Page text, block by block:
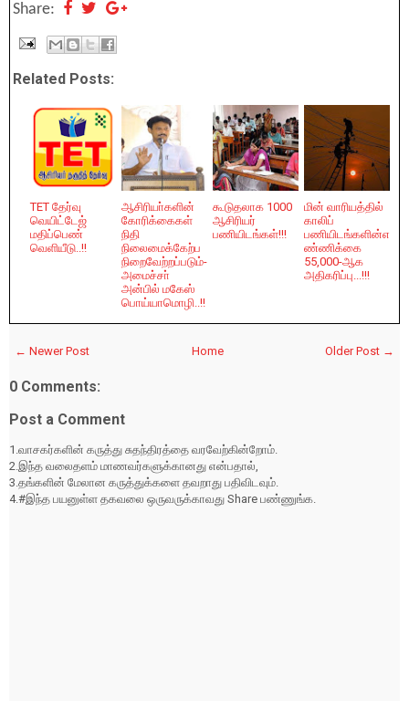
Share:
Related Posts:
TET தேர்வு
வெயிட்டேஜ்
மதிப்பெண்
வெளியீடு..!!
ஆசிரியா்களின்
கோரிக்கைகள்
நிதி
நிலைமைக்கேற்ப
நிறைவேற்றப்படும்-
அமைச்சா்
அன்பில் மகேஸ்
பொய்யாமொழி..!!
கூடுதலாக 1000
ஆசிரியர்
பணியிடங்கள்!!!
மின் வாரியத்தில்
காலிப்
பணியிடங்களின்எ
ண்ணிக்கை
55,000-ஆக
அதிகரிப்பு...!!!
← Newer Post Older Post →
Home
0 Comments:
Post a Comment
1.வாசகர்களின் கருத்து சுதந்திரத்தை வரவேற்கின்றோம்.
2.இந்த வலைதளம் மாணவர்களுக்கானது என்பதால்,
3.தங்களின் மேலான கருத்துக்களை தவறாது பதிவிடவும்.
4.#இந்த பயனுள்ள தகவலை ஒருவருக்காவது Share பண்ணுங்க.